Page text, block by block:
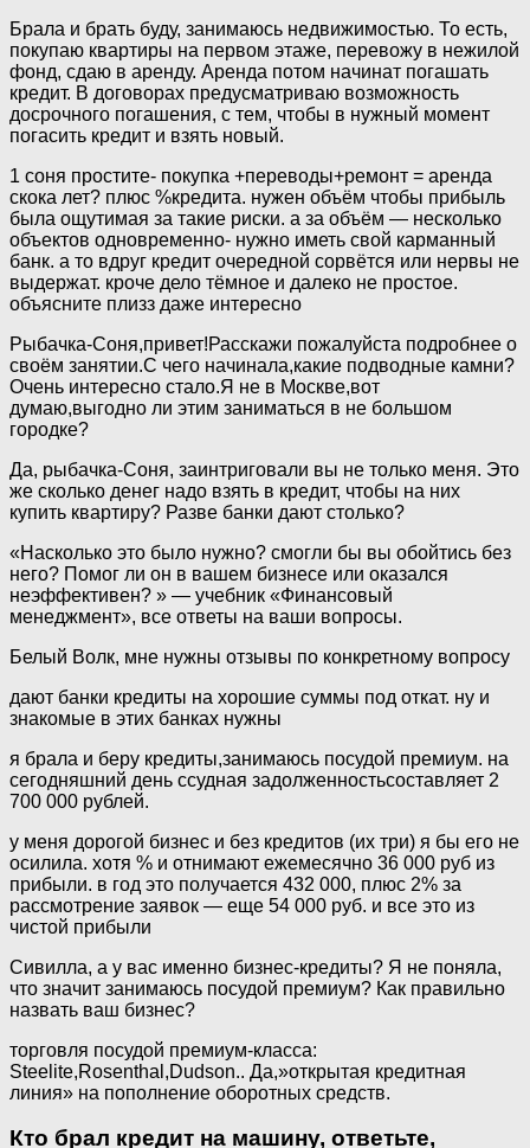
Брала и брать буду, занимаюсь недвижимостью. То есть,
покупаю квартиры на первом этаже, перевожу в нежилой
фонд, сдаю в аренду. Аренда потом начинат погашать
кредит. В договорах предусматриваю возможность
досрочного погашения, с тем, чтобы в нужный момент
погасить кредит и взять новый.
1 соня простите- покупка +переводы+ремонт = аренда
скока лет? плюс %кредита. нужен объём чтобы прибыль
была ощутимая за такие риски. а за объём — несколько
объектов одновременно- нужно иметь свой карманный
банк. а то вдруг кредит очередной сорвётся или нервы не
выдержат. кроче дело тёмное и далеко не простое.
объясните плизз даже интересно
Рыбачка-Соня,привет!Расскажи пожалуйста подробнее о
своём занятии.С чего начинала,какие подводные камни?
Очень интересно стало.Я не в Москве,вот
думаю,выгодно ли этим заниматься в не большом
городке?
Да, рыбачка-Соня, заинтриговали вы не только меня. Это
же сколько денег надо взять в кредит, чтобы на них
купить квартиру? Разве банки дают столько?
«Насколько это было нужно? смогли бы вы обойтись без
него? Помог ли он в вашем бизнесе или оказался
неэффективен? » — учебник «Финансовый
менеджмент», все ответы на ваши вопросы.
Белый Волк, мне нужны отзывы по конкретному вопросу
дают банки кредиты на хорошие суммы под откат. ну и
знакомые в этих банках нужны
я брала и беру кредиты,занимаюсь посудой премиум. на
сегодняшний день ссудная задолженностьсоставляет 2
700 000 рублей.
у меня дорогой бизнес и без кредитов (их три) я бы его не
осилила. хотя % и отнимают ежемесячно 36 000 руб из
прибыли. в год это получается 432 000, плюс 2% за
рассмотрение заявок — еще 54 000 руб. и все это из
чистой прибыли
Сивилла, а у вас именно бизнес-кредиты? Я не поняла,
что значит занимаюсь посудой премиум? Как правильно
назвать ваш бизнес?
торговля посудой премиум-класса:
Steelite,Rosenthal,Dudson.. Да,»открытая кредитная
линия» на пополнение оборотных средств.
Кто брал кредит на машину, ответьте,